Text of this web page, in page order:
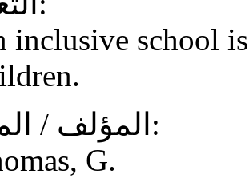
inclusive school
المؤلف / المؤلفة:
G.